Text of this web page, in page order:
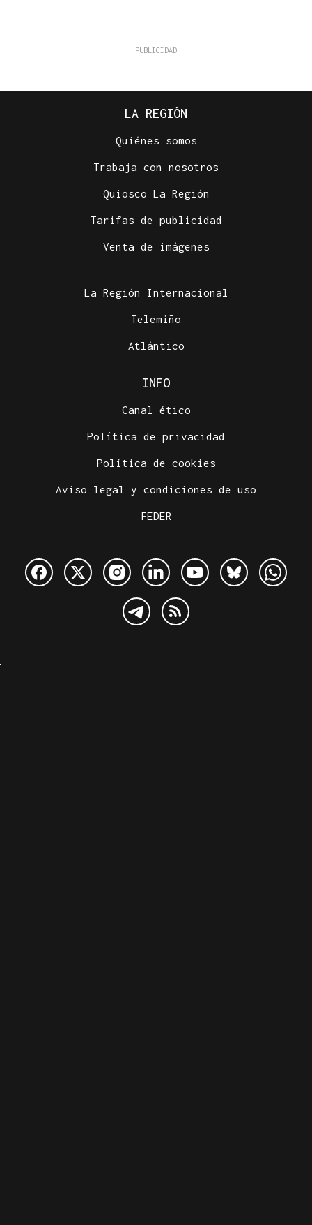
LA REGIÓN
Quiénes somos
Trabaja con nosotros
Quiosco La Región
Tarifas de publicidad
Venta de imágenes
La Región Internacional
Telemiño
Atlántico
INFO
Canal ético
Política de privacidad
Política de cookies
Aviso legal y condiciones de uso
FEDER